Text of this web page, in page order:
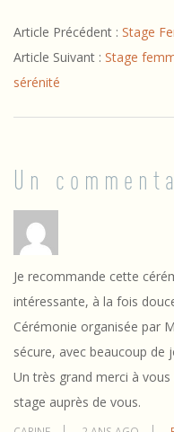
09-
02
Article Précédent : Stage
Article Suivant : Stage
sérénité
Un
Je recommande cette
intéressante, à la fois
Cérémonie organisée par
sécure, avec beaucoup de
Un très grand merci à
stage auprès de vous.